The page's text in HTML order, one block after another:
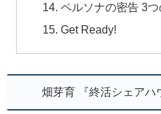
ペルソナの密告 3
Get Ready!
畑芽育 『終活シェアハ